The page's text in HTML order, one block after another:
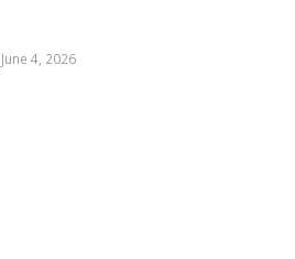
June 4, 2026